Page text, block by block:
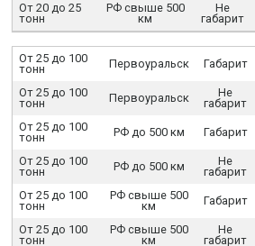
От 20 до 25
тонн
РФ свыше 500
км
Не
габарит
От 25 до 100
тонн
Первоуральск Габарит
От 25 до 100
тонн
Первоуральск
Не
габарит
От 25 до 100
тонн
РФ до 500 км Габарит
От 25 до 100
тонн
РФ до 500 км
Не
габарит
От 25 до 100
тонн
РФ свыше 500
км
Габарит
От 25 до 100
тонн
РФ свыше 500
км
Не
габарит